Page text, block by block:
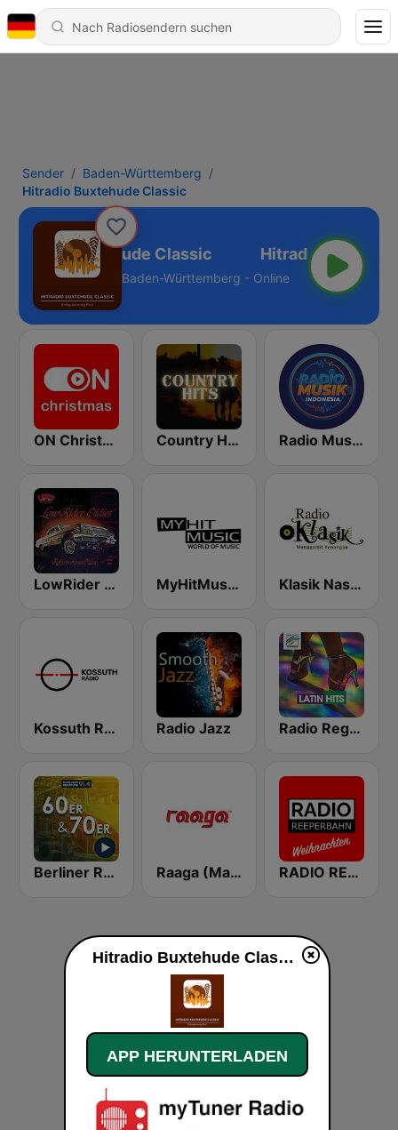
Sender
Baden-Württemberg
Hitradio Buxtehude Classic
Buxtehude Classic
Baden-Württemberg - Online
ON Christmas Country Hits Radio Music Indonesia
LowRider Oldies MyHitMusic - Nashville Klasik Nasional FM
Kossuth Rádió Radio Jazz Radio Regenbogen - Latin Hits
Berliner Rundfunk 60er 70er Raaga (Malaysia Only) RADIO REEPERBAHN Weihnachten
Hitradio Buxtehude Classic live
APP HERUNTERLADEN